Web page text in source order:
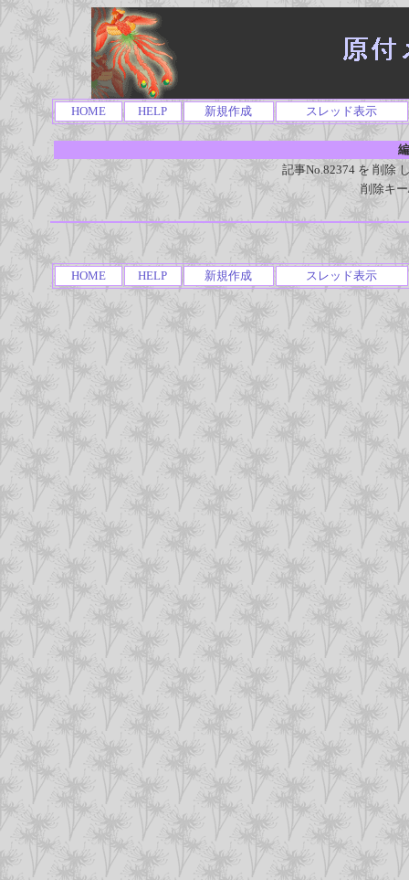
HOME HELP 新規作成 スレッド表示
記事No.82374 を 削除
削除キ
HOME HELP 新規作成 スレッド表示